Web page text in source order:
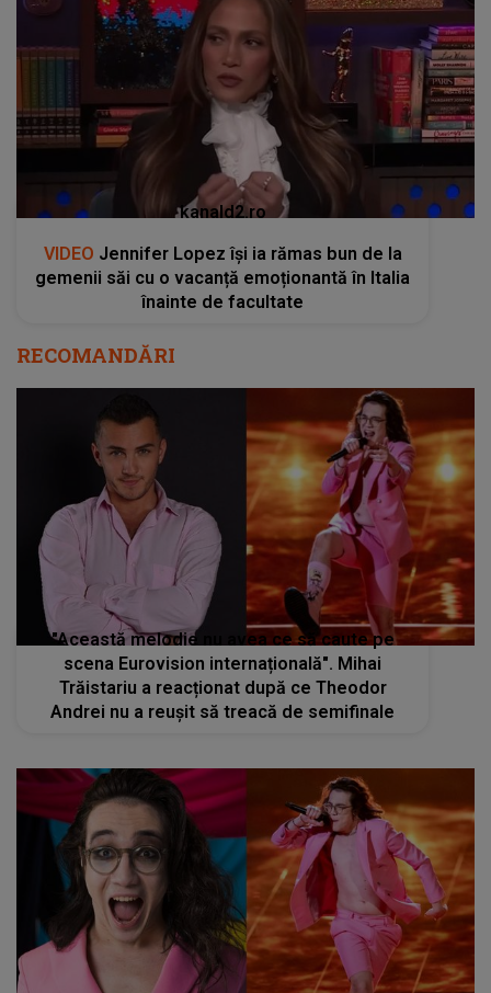
kanald2.ro
VIDEO Jennifer Lopez își ia rămas bun de la
gemenii săi cu o vacanță emoționantă în Italia
înainte de facultate
RECOMANDĂRI
"Această melodie nu avea ce să caute pe
scena Eurovision internațională". Mihai
Trăistariu a reacționat după ce Theodor
Andrei nu a reușit să treacă de semifinale